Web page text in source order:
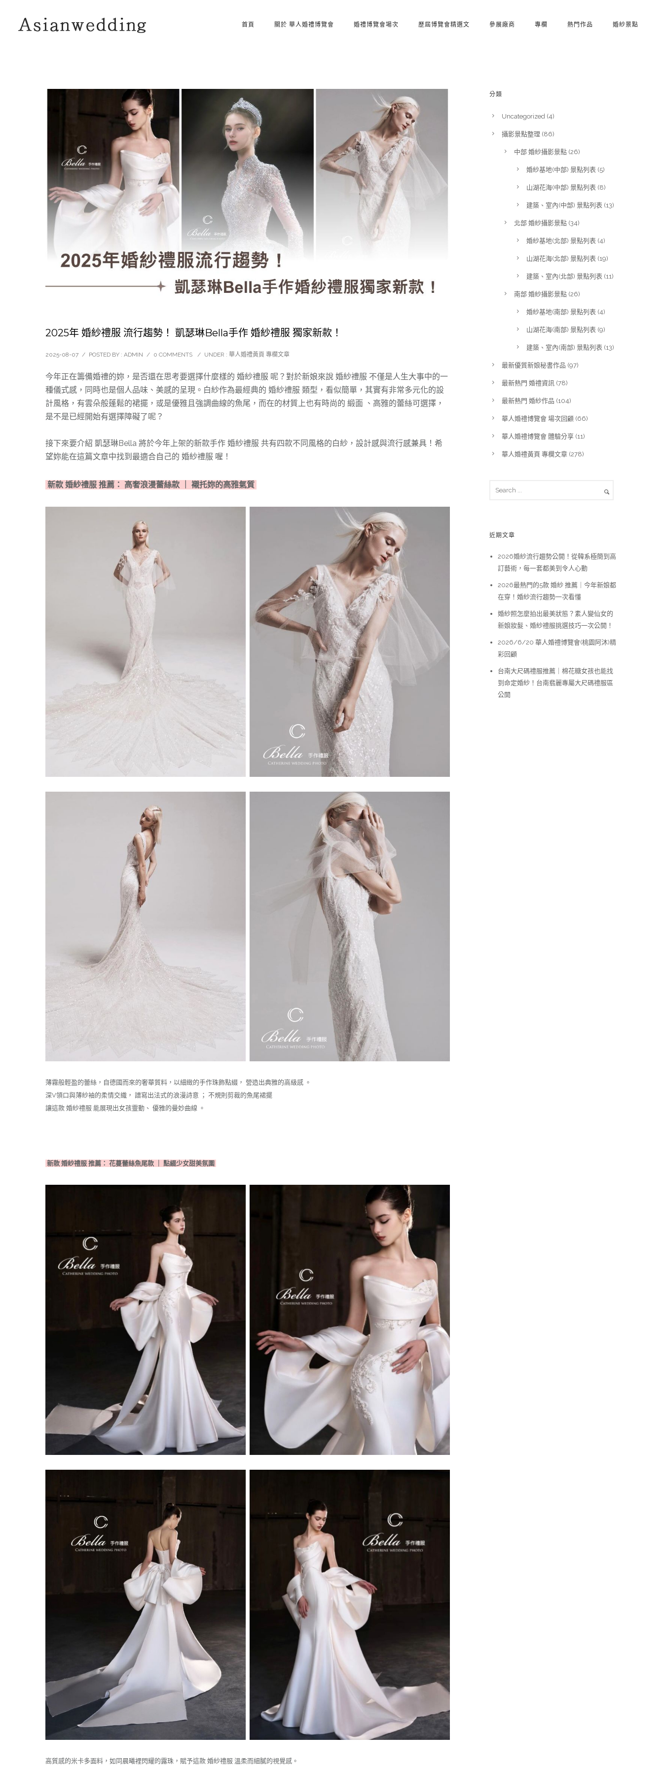
首頁 關於 華人婚禮博覽會 婚禮博覽會場次 歷屆博覽會精選文 參展廠商 專欄 熱門作品 婚紗景點
2025年 婚紗禮服 流行趨勢！ 凱瑟琳Bella手作 婚紗禮服 獨家新款！
2025-08-07 / POSTED BY : ADMIN / 0 COMMENTS / UNDER : 華人婚禮黃頁 專欄文章
今年正在籌備婚禮的妳，是否還在思考要選擇什麼樣的 婚紗禮服 呢？對於新娘來說 婚紗禮服 不僅是人生大事中的一
種儀式感，同時也是個人品味、美感的呈現。白紗作為最經典的 婚紗禮服 類型，看似簡單，其實有非常多元化的設
計風格，有雲朵般蓬鬆的裙擺，或是優雅且強調曲線的魚尾，而在的材質上也有時尚的 緞面 、高雅的蕾絲可選擇，
是不是已經開始有選擇障礙了呢？
接下來要介紹 凱瑟琳Bella 將於今年上架的新款手作 婚紗禮服 共有四款不同風格的白紗，設計感與流行感兼具！希
望妳能在這篇文章中找到最適合自己的 婚紗禮服 喔！
新款 婚紗禮服 推薦： 高奢浪漫蕾絲款 ｜ 襯托妳的高雅氣質
薄霧般輕盈的蕾絲，自德國而來的奢華質料，以細緻的手作珠飾點綴， 營造出典雅的高級感 。
深V領口與薄紗袖的柔情交織， 譜寫出法式的浪漫詩意 ； 不規則剪裁的魚尾裙擺
讓這款 婚紗禮服 能展現出女孩靈動、 優雅的曼妙曲線 。
新款 婚紗禮服 推薦： 花蔓蕾絲魚尾款 ｜ 點綴少女甜美氛圍
高質感的米卡多面料，如同晨曦裡閃耀的露珠，賦予這款 婚紗禮服 溫柔而細膩的視覺感。
分類
Uncategorized (4)
攝影景點整理 (86)
中部 婚紗攝影景點 (26)
婚紗基地(中部) 景點列表 (5)
山湖花海(中部) 景點列表 (8)
建築、室內(中部) 景點列表 (13)
北部 婚紗攝影景點 (34)
婚紗基地(北部) 景點列表 (4)
山湖花海(北部) 景點列表 (19)
建築、室內(北部) 景點列表 (11)
南部 婚紗攝影景點 (26)
婚紗基地(南部) 景點列表 (4)
山湖花海(南部) 景點列表 (9)
建築、室內(南部) 景點列表 (13)
最新優質新娘秘書作品 (97)
最新熱門 婚禮資訊 (78)
最新熱門 婚紗作品 (104)
華人婚禮博覽會 場次回顧 (66)
華人婚禮博覽會 體驗分享 (11)
華人婚禮黃頁 專欄文章 (278)
近期文章
2026婚紗流行趨勢公開！從韓系極簡到高
訂藝術，每一套都美到令人心動
2026最熱門的5款 婚紗 推薦｜今年新娘都
在穿！婚紗流行趨勢一次看懂
婚紗照怎麼拍出最美狀態？素人變仙女的
新娘妝髮、婚紗禮服挑選技巧一次公開！
2026/6/20 華人婚禮博覽會(桃園阿沐)精
彩回顧
台南大尺碼禮服推薦｜棉花糖女孩也能找
到命定婚紗！台南翡麗專屬大尺碼禮服區
公開